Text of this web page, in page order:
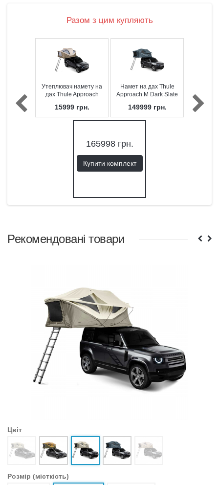
Разом з цим купляють
Утеплювач намету на
дах Thule Approach
15999грн.
Намет на дах Thule
Approach M Dark Slate
149999грн.
165998грн.
Купити комплект
Рекомендовані товари
Цвiт
Розмір (місткість)